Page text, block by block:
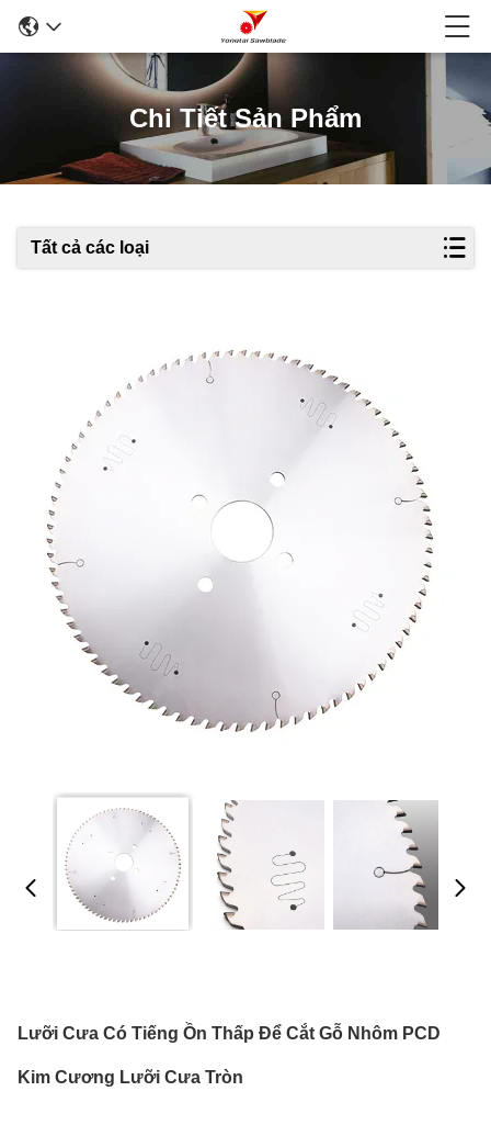
Chi Tiết Sản Phẩm
Tất cả các loại
Lưỡi Cưa Có Tiếng Ồn Thấp Để Cắt Gỗ Nhôm PCD
Kim Cương Lưỡi Cưa Tròn